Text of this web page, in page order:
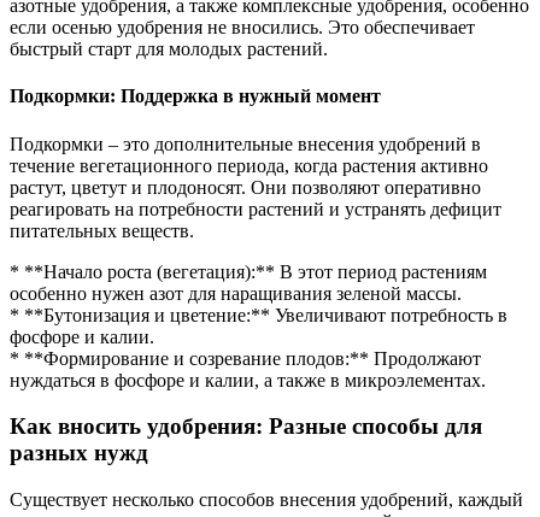
азотные удобрения, а также комплексные удобрения, особенно
если осенью удобрения не вносились. Это обеспечивает
быстрый старт для молодых растений.
Подкормки: Поддержка в нужный момент
Подкормки – это дополнительные внесения удобрений в
течение вегетационного периода, когда растения активно
растут, цветут и плодоносят. Они позволяют оперативно
реагировать на потребности растений и устранять дефицит
питательных веществ.
* **Начало роста (вегетация):** В этот период растениям
особенно нужен азот для наращивания зеленой массы.
* **Бутонизация и цветение:** Увеличивают потребность в
фосфоре и калии.
* **Формирование и созревание плодов:** Продолжают
нуждаться в фосфоре и калии, а также в микроэлементах.
Как вносить удобрения: Разные способы для
разных нужд
Существует несколько способов внесения удобрений, каждый